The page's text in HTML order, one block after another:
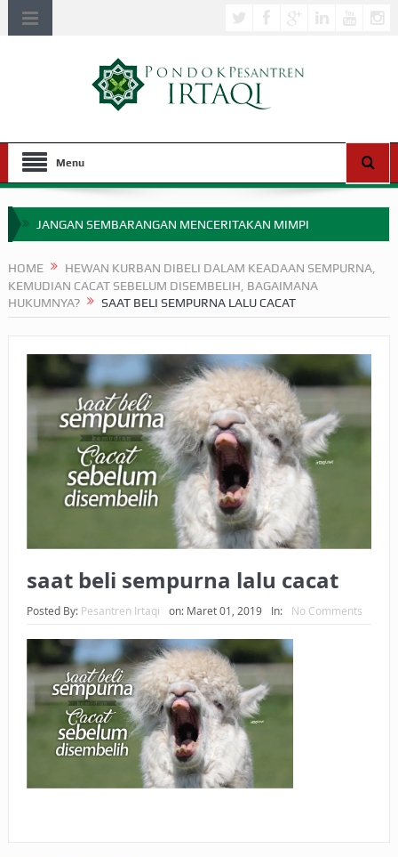
Menu
JANGAN SEMBARANGAN MENCERITAKAN MIMPI
MIMPI YANG DIABAIKAN MENJELANG PERANG BADAR
SEBELUM TIBA SAAT WAJIB?
HAKIKAT NIKMAT DI DUNIA!
BAGAIMANA CARA MEMBAYAR ZAKAT UANG?
UANG HARAM BISA MENJADI HALAL JIKA SEBAB
KEPEMILIKANNYA BERUBAH
ISTIDLAL BATIL VS ISTIDLAL SYAR’I
HUKUM MEMBAYAR ZAKAT DENGAN CARA MENGANGSUR
HOME
HEWAN KURBAN DIBELI DALAM KEADAAN SEMPURNA,
KEMUDIAN CACAT SEBELUM DISEMBELIH, BAGAIMANA
HUKUMNYA?
SAAT BELI SEMPURNA LALU CACAT
saat beli sempurna lalu cacat
Posted By: Pesantren Irtaqi on: Maret 01, 2019 In: No Comments